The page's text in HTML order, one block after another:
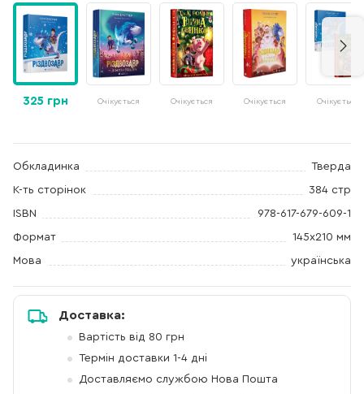
325 грн Очікується Очікується Очікується Очікується
Обкладинка Тверда
К-ть сторінок 384 стр
ISBN 978-617-679-609-1
Формат 145x210 мм
Мова українська
Доставка:
Вартість від 80 грн
Термін доставки 1-4 дні
Доставляємо службою Нова Пошта